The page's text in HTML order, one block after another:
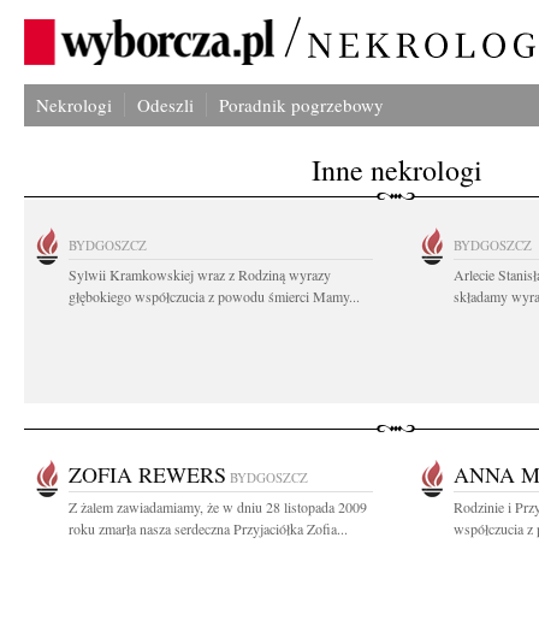
Nekrologi Odeszli Poradnik pogrzebowy
Inne nekrologi
BYDGOSZCZ
Sylwii Kramkowskiej wraz z Rodziną wyrazy
głębokiego współczucia z powodu śmierci Mamy...
BYDGOSZCZ
Arlecie
składamy
ZOFIA REWERS BYDGOSZCZ
Z żalem zawiadamiamy, że w dniu 28 listopada 2009
roku zmarła nasza serdeczna Przyjaciółka Zofia...
ANNA
Rodzinie i
współczucia